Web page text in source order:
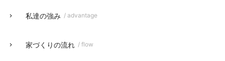
私達の強み / advantage
家づくりの流れ / flow